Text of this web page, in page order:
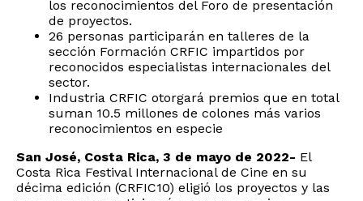
los reconocimientos del Foro de presentación
de proyectos.
26 personas participarán en talleres de la
sección Formación CRFIC impartidos por
reconocidos especialistas internacionales del
sector.
Industria CRFIC otorgará premios que en total
suman 10.5 millones de colones más varios
reconocimientos en especie
San José, Costa Rica, 3 de mayo de 2022- El
Costa Rica Festival Internacional de Cine en su
décima edición (CRFIC10) eligió los proyectos y las